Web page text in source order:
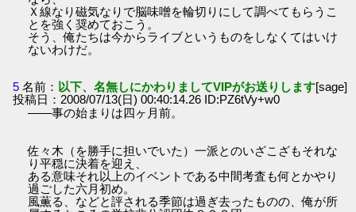
Ｘ線なり磁気なりで脳味噌を輪切りにして調べてもらうこ
とを強く奨めておこう。
そう、俺たちは今からライブというものをしなくてはいけ
ないわけだ。
5 名前： 以下、名無しにかわりましてVIPがお送りします[sage]
投稿日：2008/07/13(日) 00:40:14.26 ID:PZ6tVy+w0
――事の始まりは四ヶ月前。
佐々木（を勝手に担いでいた）一派とのいざこざもそれな
り平穏に決着を迎え、
ある意味それ以上のイベントである中間考査も何とかやり
過ごした六月初め。
風薫る、などと評される季節は過ぎ去ったものの、俺が所